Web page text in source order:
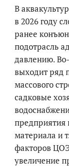
В
в2026 году
ранее
подотрасль
давлению.
выходит ряд
массового
садковые
предприятия
материала и
факторов
увеличение